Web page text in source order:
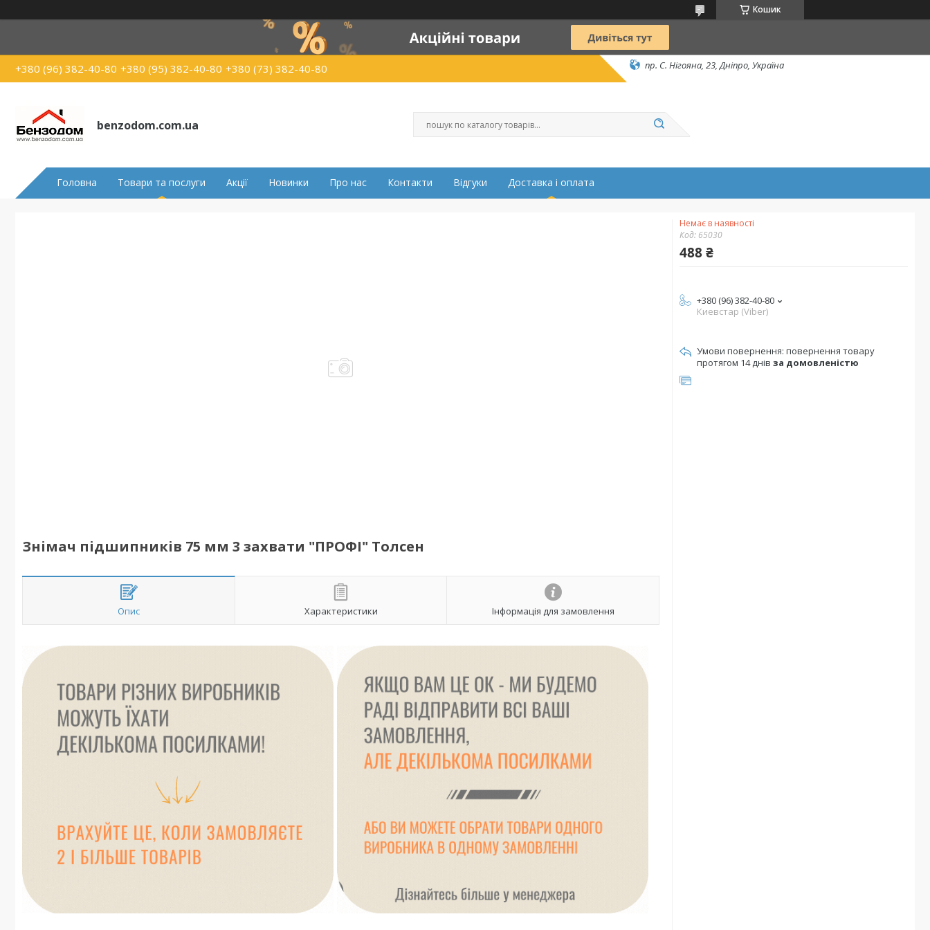
Кошик
+380 (96) 382-40-80 +380 (95) 382-40-80 +380 (73) 382-40-80 пр. С. Нігояна, 23, Дніпро, Україна
benzodom.com.ua
Головна Товари та послуги Акції Новинки Про нас Контакти Відгуки Доставка і оплата
Знімач підшипників 75 мм 3 захвати "ПРОФІ" Толсен
Опис Характеристики Інформація для замовлення
Немає в наявності
Код: 65030
488 ₴
+380 (96) 382-40-80
Киевстар (Viber)
повернення товару
протягом 14 днів за домовленістю